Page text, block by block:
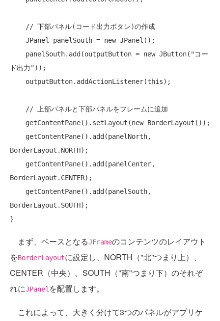
// 下部パネル(コード出力ボタン)の作成
    JPanel panelSouth =
new JPanel();
    panelSouth.add(outputButton =
new JButton( "コー
ド出力"));
    outputButton.addActionListener(
this);
// 上部パネルと下部パネルをフレームに追加
    getContentPane().setLayout(
new BorderLayout());
BorderLayout.NORTH);
BorderLayout.CENTER);
BorderLayout.SOUTH);
まず、ベースとなるJFrameのコンテンツのレイアウト
をBorderLayoutに設定し、NORTH（"北"つまり上）、
CENTER（中央）、SOUTH（"南"つまり下）のそれぞ
れにJPanel を配置します。
これによって、大きく分けて3つのパネルがアプリケ